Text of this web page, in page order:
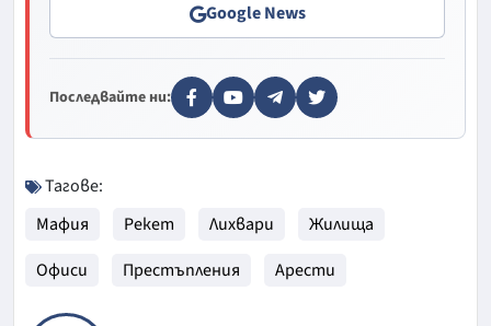
Google News
Последвайте ни:
Тагове:
Мафия
Рекет Лихвари
Жилища
Офиси
Престъпления Арести